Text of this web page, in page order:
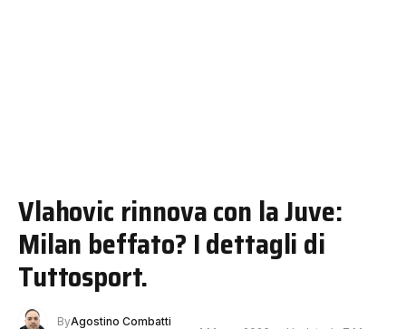
Vlahovic rinnova con la Juve:
Milan beffato? I dettagli di
Tuttosport.
ByAgostino Combatti